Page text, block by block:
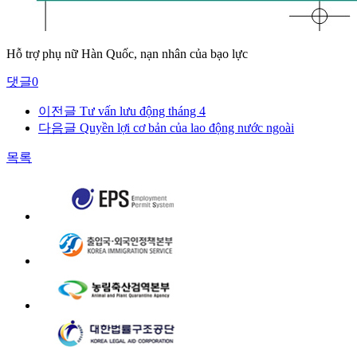
Hỗ trợ phụ nữ Hàn Quốc, nạn nhân của bạo lực
댓글0
이전글 Tư vấn lưu động tháng 4
다음글 Quyền lợi cơ bản của lao động nước ngoài
목록